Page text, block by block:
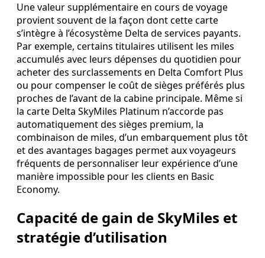
Une valeur supplémentaire en cours de voyage
provient souvent de la façon dont cette carte
s’intègre à l’écosystème Delta de services payants.
Par exemple, certains titulaires utilisent les miles
accumulés avec leurs dépenses du quotidien pour
acheter des surclassements en Delta Comfort Plus
ou pour compenser le coût de sièges préférés plus
proches de l’avant de la cabine principale. Même si
la carte Delta SkyMiles Platinum n’accorde pas
automatiquement des sièges premium, la
combinaison de miles, d’un embarquement plus tôt
et des avantages bagages permet aux voyageurs
fréquents de personnaliser leur expérience d’une
manière impossible pour les clients en Basic
Economy.
Capacité de gain de SkyMiles et
stratégie d’utilisation